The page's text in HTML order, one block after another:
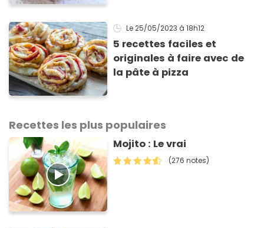
Le 25/05/2023 à 18h12
5 recettes faciles et
originales à faire avec de
la pâte à pizza
Recettes les plus populaires
Mojito : Le vrai
(276 notes)